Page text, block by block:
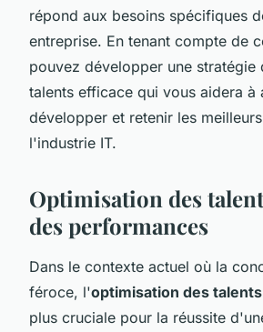
répond aux besoins spécifiques
entreprise. En tenant compte de
pouvez développer une stratégie
talents efficace qui vous aidera à
développer et retenir les
l'industrie IT.
Optimisation des
des performances
Dans le contexte actuel où la
féroce, l'optimisation des talents
plus cruciale pour la réussite